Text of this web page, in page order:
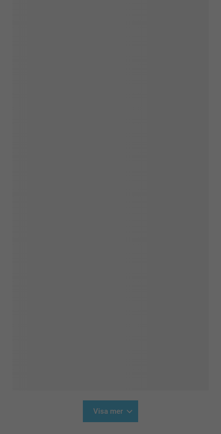
Visa mer